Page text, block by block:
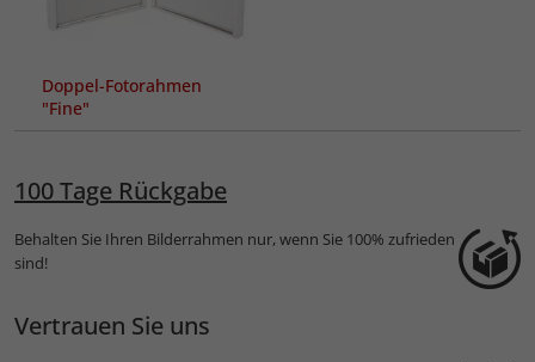
Doppel-Fotorahmen
"Fine"
100 Tage Rückgabe
Behalten Sie Ihren Bilderrahmen nur, wenn Sie 100% zufrieden
sind!
Vertrauen Sie uns